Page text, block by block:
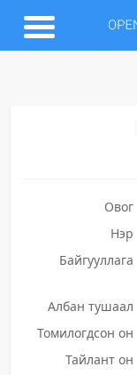
Овог
Нэр
Байгууллага
Албан тушаал
Томилогдсон он
Тайлант он